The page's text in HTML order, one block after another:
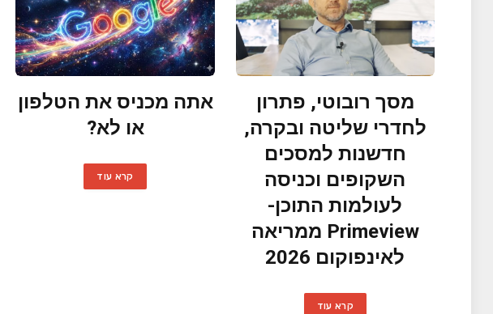
מסך רובוטי, פתרון
לחדרי שליטה ובקרה,
חדשנות למסכים
השקופים וכניסה
לעולמות התוכן-
Primeview ממריאה
לאינפוקום 2026
קרא עוד
אתה מכניס את הטלפון
או לא?
קרא עוד